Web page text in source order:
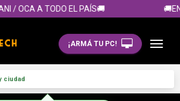
/ OCA A TODO EL PAÍS🚚
¡ARMÁ TU PC!
ciudad